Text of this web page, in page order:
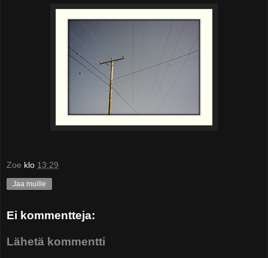
Zoe klo 13:29
Jaa muille
Ei kommentteja:
Lähetä kommentti